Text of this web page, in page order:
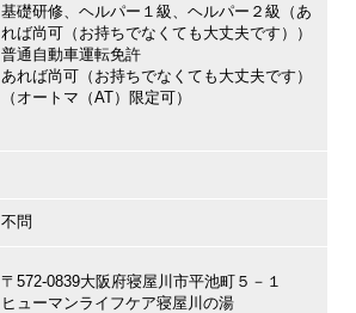
基礎研修、ヘルパー１級、ヘルパー２級（あ
れば尚可（お持ちでなくても大丈夫です））
普通自動車運転免許
あれば尚可（お持ちでなくても大丈夫です）
（オートマ（AT）限定可）
不問
〒572-0839大阪府寝屋川市平池町５－１
ヒューマンライフケア寝屋川の湯